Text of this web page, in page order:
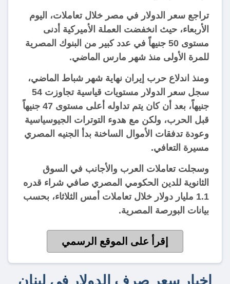
تراجع سعر الدولار في مصر خلال تعاملات، اليوم
الأربعاء، حيث انخفضت العملة الأميركية أدنى
مستوى 50 جنيهاً في عدد كبير من البنوك المصرية
للمرة الأولى منذ شهر مارس الماضي.
ومنذ اندلاع حرب إيران نهاية شهر شباط الماضي،
سجل سعر الدولار مستويات قياسية تجاوزت 54
جنيهاً، بعد أن كان يتم تداوله أعلى مستوى 47 جنيهاً
قبل الحرب، ولكن مع هدوء التوترات الجيوسياسية
وعودة تدفقات الأموال الساخنة بدأ الجنيه المصري
مسيرة التعافي.
وسجلت تعاملات العرب والأجانب في السوق
الثانوية للدين الحكومي المصري صافي شراء قدره
1.1 مليار دولار خلال تعاملات أمس الثلاثاء، بحسب
بيانات البورصة المصرية.
إقرأ على الموقع الرسمي
اخبار سعر صرف الدولار في لبنان